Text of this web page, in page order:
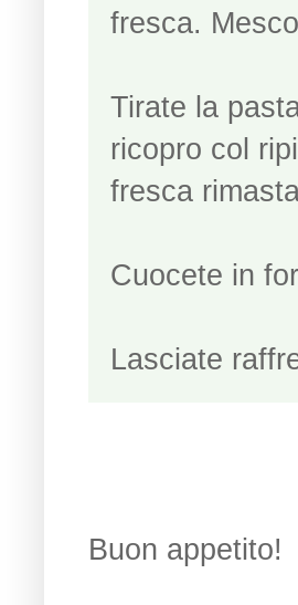
fresca.
Tirate la
ricopro col
fresca
Cuocete in
Lasciate
Buon appetito!